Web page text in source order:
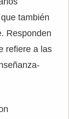
también
Responden
refiere a las